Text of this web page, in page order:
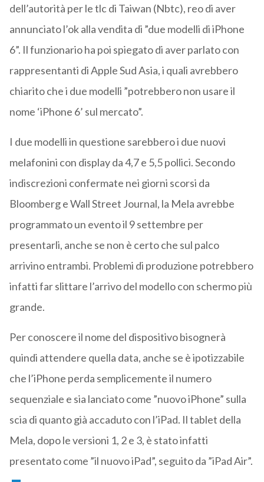
dell’autorità per le tlc di Taiwan (Nbtc), reo di aver
annunciato l’ok alla vendita di ”due modelli di iPhone
6”. Il funzionario ha poi spiegato di aver parlato con
rappresentanti di Apple Sud Asia, i quali avrebbero
chiarito che i due modelli ”potrebbero non usare il
nome ‘iPhone 6’ sul mercato”.
I due modelli in questione sarebbero i due nuovi
melafonini con display da 4,7 e 5,5 pollici. Secondo
indiscrezioni confermate nei giorni scorsi da
Bloomberg e Wall Street Journal, la Mela avrebbe
programmato un evento il 9 settembre per
presentarli, anche se non è certo che sul palco
arrivino entrambi. Problemi di produzione potrebbero
infatti far slittare l’arrivo del modello con schermo più
grande.
Per conoscere il nome del dispositivo bisognerà
quindi attendere quella data, anche se è ipotizzabile
che l’iPhone perda semplicemente il numero
sequenziale e sia lanciato come ”nuovo iPhone” sulla
scia di quanto già accaduto con l’iPad. Il tablet della
Mela, dopo le versioni 1, 2 e 3, è stato infatti
presentato come ”il nuovo iPad”, seguito da ”iPad Air”.